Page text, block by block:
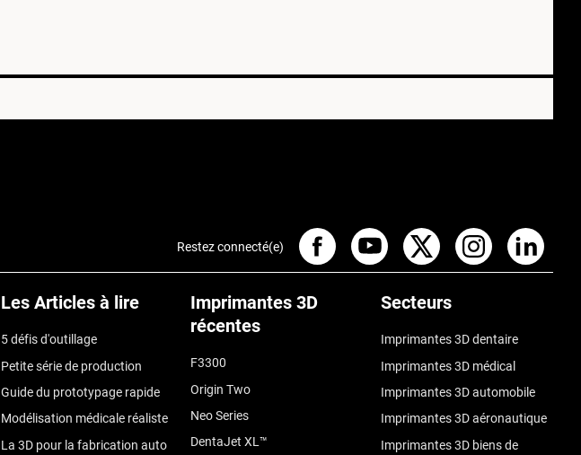
Les Articles à lire
5 défis d'outillage
Petite série de production
Guide du prototypage rapide
Modélisation médicale réaliste
La 3D pour la fabrication auto
Imprimantes 3D
récentes
F3300
Origin Two
Neo Series
DentaJet XL™
Secteurs
Imprimantes 3D dentaire
Imprimantes 3D médical
Imprimantes 3D automobile
Imprimantes 3D aéronautique
Imprimantes 3D biens de
Restez connecté(e)